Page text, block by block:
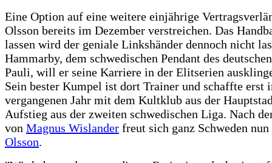
Eine Option auf eine weitere einjährige
Olsson bereits im Dezember verstreichen. Das
lassen wird der geniale Linkshänder dennoch nicht
Hammarby, dem schwedischen Pendant des
Pauli, will er seine Karriere in der Elitserien
Sein bester Kumpel ist dort Trainer und schaffte erst
vergangenen Jahr mit dem Kultklub aus der
Aufstieg aus der zweiten schwedischen Liga. Nach
von Magnus Wislander freut sich ganz Schweden
Olsson.